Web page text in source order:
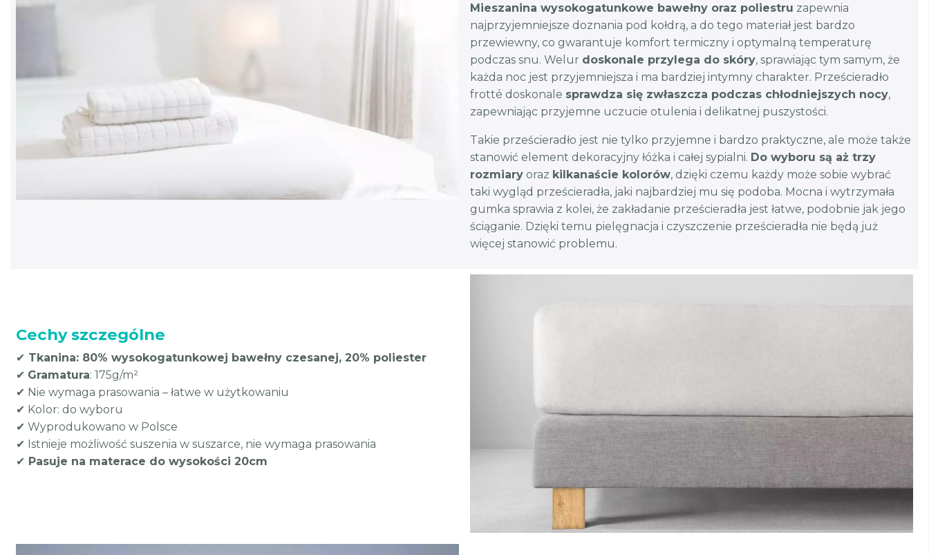
Mieszanina wysokogatunkowe bawełny oraz poliestru zapewnia
najprzyjemniejsze doznania pod kołdrą, a do tego materiał jest bardzo
przewiewny, co gwarantuje komfort termiczny i optymalną temperaturę
podczas snu. Welur doskonale przylega do skóry, sprawiając tym samym, że
każda noc jest przyjemniejsza i ma bardziej intymny charakter. Prześcieradło
frotté doskonale sprawdza się zwłaszcza podczas chłodniejszych nocy,
zapewniając przyjemne uczucie otulenia i delikatnej puszystości.
Takie prześcieradło jest nie tylko przyjemne i bardzo praktyczne, ale może także
stanowić element dekoracyjny łóżka i całej sypialni. Do wyboru są aż trzy
rozmiary oraz kilkanaście kolorów, dzięki czemu każdy może sobie wybrać
taki wygląd prześcieradła, jaki najbardziej mu się podoba. Mocna i wytrzymała
gumka sprawia z kolei, że zakładanie prześcieradła jest łatwe, podobnie jak jego
ściąganie. Dzięki temu pielęgnacja i czyszczenie prześcieradła nie będą już
więcej stanowić problemu.
Cechy szczególne
✔ Tkanina: 80% wysokogatunkowej bawełny czesanej, 20% poliester
✔ Gramatura: 175g/m²
✔ Nie wymaga prasowania – łatwe w użytkowaniu
✔ Kolor: do wyboru
✔ Wyprodukowano w Polsce
✔ Istnieje możliwość suszenia w suszarce, nie wymaga prasowania
✔ Pasuje na materace do wysokości 20cm